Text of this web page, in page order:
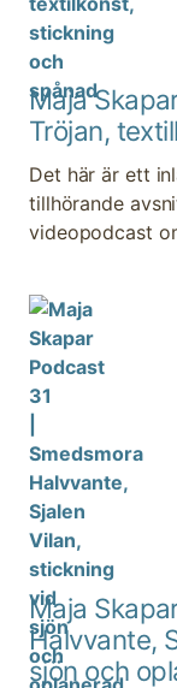
Maja
Tröjan,
Det här är ett
tillhörande
videopodcast
Maja
Halvvante,
sjön och